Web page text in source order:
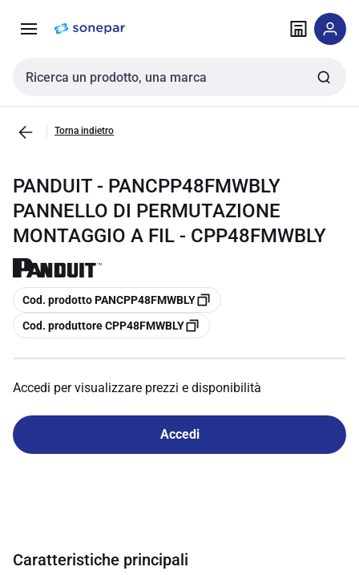
navigazione alla
Cerca input
Torna indietro
PANDUIT - PANCPP48FMWBLY
PANNELLO DI PERMUTAZIONE
MONTAGGIO A FIL - CPP48FMWBLY
copia
Cod. prodotto PANCPP48FMWBLY
copia
Cod. produttore CPP48FMWBLY
Accedi per visualizzare prezzi e disponibilità
Accedi
Caratteristiche principali